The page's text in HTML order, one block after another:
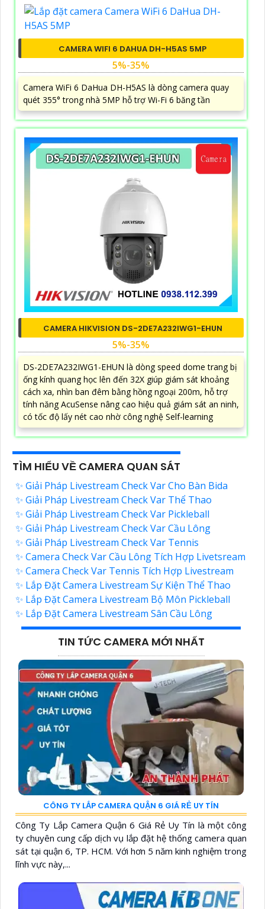
CAMERA WIFI 6 DAHUA DH-H5AS 5MP
5%-35%
Camera WiFi 6 DaHua DH-H5AS là dòng camera quay
quét 355° trong nhà 5MP hỗ trợ Wi-Fi 6 băng tần
CAMERA HIKVISION DS-2DE7A232IWG1-EHUN
5%-35%
DS-2DE7A232IWG1-EHUN là dòng speed dome trang bị
ống kính quang học lên đến 32X giúp giám sát khoảng
cách xa, nhìn ban đêm bằng hồng ngoại 200m, hỗ trợ
tính năng AcuSense nâng cao hiệu quả giám sát an ninh,
có tốc độ lấy nét cao nhờ công nghệ Self-learning
TÌM HIỂU VỀ CAMERA QUAN SÁT
✨ Giải Pháp Livestream Check Var Cho Bàn Bida
✨ Giải Pháp Livestream Check Var Thể Thao
✨ Giải Pháp Livestream Check Var Pickleball
✨ Giải Pháp Livestream Check Var Cầu Lông
✨ Giải Pháp Livestream Check Var Tennis
✨ Camera Check Var Cầu Lông Tích Hợp Livetsream
✨ Camera Check Var Tennis Tích Hợp Livestream
✨ Lắp Đặt Camera Livestream Sự Kiện Thể Thao
✨ Lắp Đặt Camera Livestream Bộ Môn Pickleball
✨ Lắp Đặt Camera Livestream Sân Cầu Lông
TIN TỨC CAMERA MỚI NHẤT
CÔNG TY LẮP CAMERA QUẬN 6 GIÁ RẺ UY TÍN
Công Ty Lắp Camera Quận 6 Giá Rẻ Uy Tín là một công
ty chuyên cung cấp dịch vụ lắp đặt hệ thống camera quan
sát tại quận 6, TP. HCM. Với hơn 5 năm kinh nghiệm trong
lĩnh vực này,...